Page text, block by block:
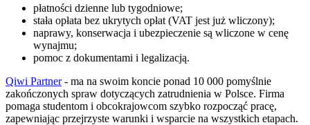
płatności dzienne lub tygodniowe;
stała opłata bez ukrytych opłat (VAT jest już wliczony);
naprawy, konserwacja i ubezpieczenie są wliczone w cenę
wynajmu;
pomoc z dokumentami i legalizacją.
Qiwi Partner- ma na swoim koncie ponad 10 000 pomyślnie
zakończonych spraw dotyczących zatrudnienia w Polsce. Firma
pomaga studentom i obcokrajowcom szybko rozpocząć pracę,
zapewniając przejrzyste warunki i wsparcie na wszystkich etapach.